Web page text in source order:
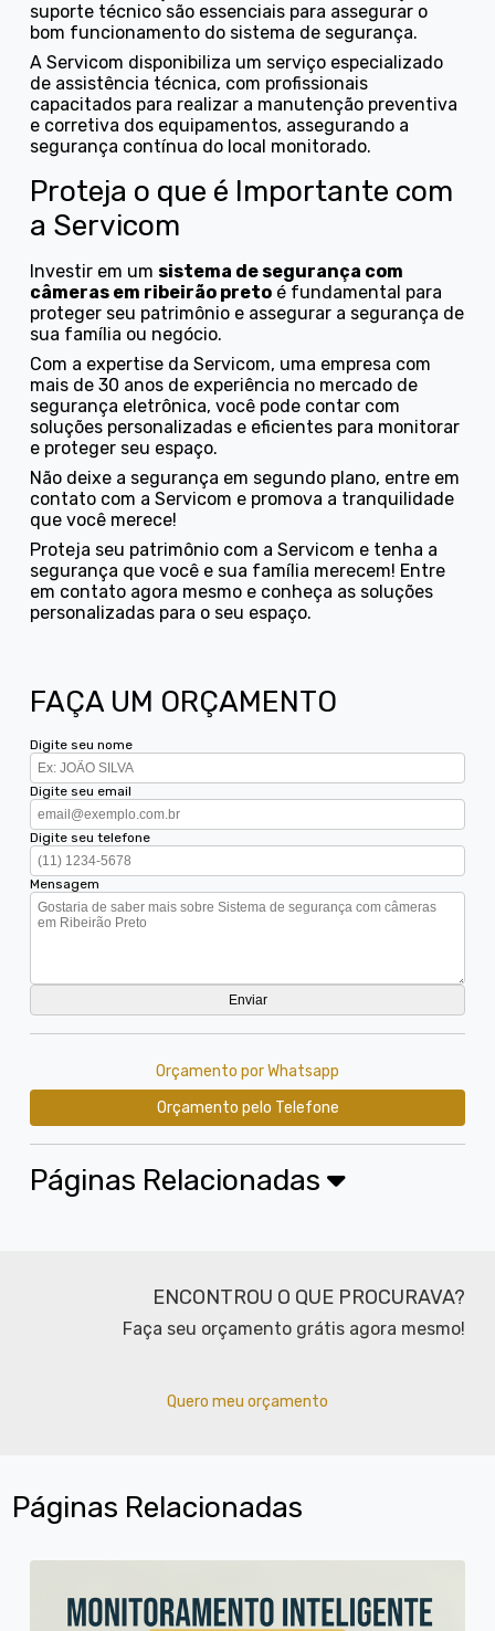
suporte técnico são essenciais para assegurar o
bom funcionamento do sistema de segurança.
A Servicom disponibiliza um serviço especializado
de assistência técnica, com profissionais
capacitados para realizar a manutenção preventiva
e corretiva dos equipamentos, assegurando a
segurança contínua do local monitorado.
Proteja o que é Importante com
a Servicom
Investir em um sistema de segurança com
câmeras em ribeirão preto é fundamental para
proteger seu patrimônio e assegurar a segurança de
sua família ou negócio.
Com a expertise da Servicom, uma empresa com
mais de 30 anos de experiência no mercado de
segurança eletrônica, você pode contar com
soluções personalizadas e eficientes para monitorar
e proteger seu espaço.
Não deixe a segurança em segundo plano, entre em
contato com a Servicom e promova a tranquilidade
que você merece!
Proteja seu patrimônio com a Servicom e tenha a
segurança que você e sua família merecem! Entre
em contato agora mesmo e conheça as soluções
personalizadas para o seu espaço.
FAÇA UM ORÇAMENTO
Digite seu nome
Digite seu email
Digite seu telefone
Mensagem
Orçamento por Whatsapp
Orçamento pelo Telefone
Páginas Relacionadas
ENCONTROU O QUE PROCURAVA?
Faça seu orçamento grátis agora mesmo!
Quero meu orçamento
Páginas Relacionadas